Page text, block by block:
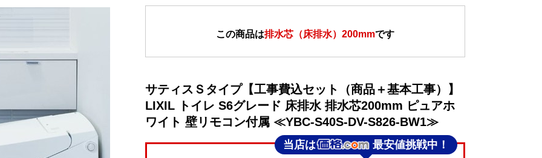
この商品は排水芯（床排水）200mmです
サティスＳタイプ【工事費込セット（商品＋基本工事）】
LIXIL トイレ S6グレード 床排水 排水芯200mm ピュアホ
ワイト 壁リモコン付属 ≪YBC-S40S-DV-S826-BW1≫
当店は 最安値挑戦中！